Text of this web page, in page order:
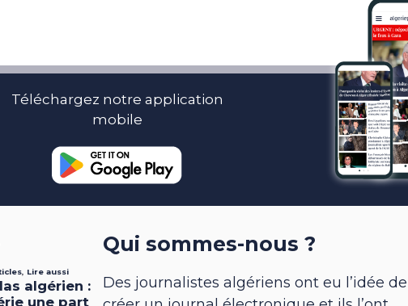
Téléchargez notre application
mobile
Qui sommes-nous ?
Des journalistes algériens ont eu l’idée de